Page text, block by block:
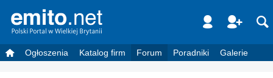
Ogłoszenia Katalog firm Forum Poradniki Galerie